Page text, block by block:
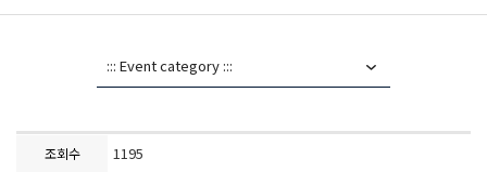
조회수 1195